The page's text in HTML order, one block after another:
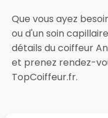
Que vous ayez
ou d'un soin
détails du coiffeur
et prenez rendez-
TopCoiffeur.fr.